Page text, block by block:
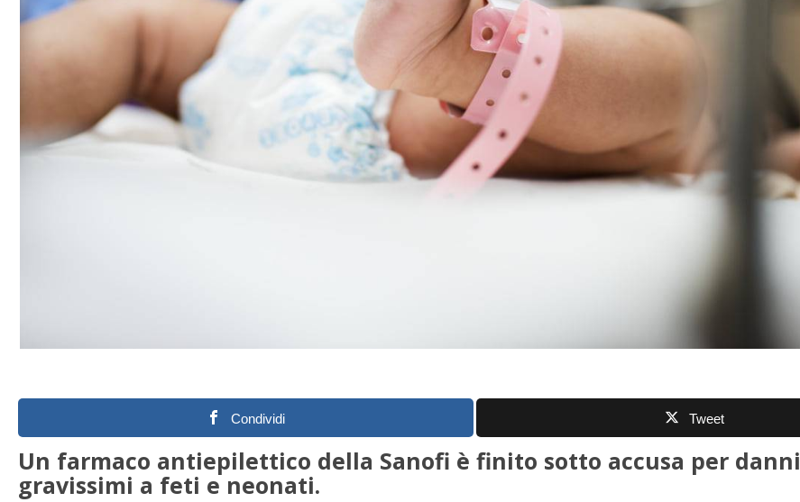
Condividi Tweet
Un farmaco antiepilettico della Sanofi è finito sotto accusa per danni
gravissimi a feti e neonati.